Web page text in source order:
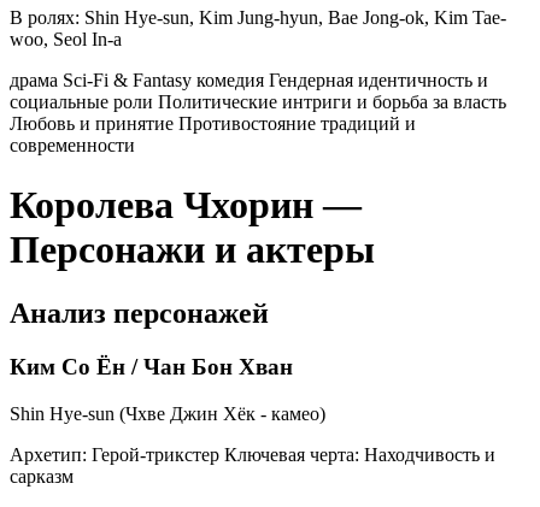
В ролях: Shin Hye-sun, Kim Jung-hyun, Bae Jong-ok, Kim Tae-
woo, Seol In-a
драма Sci-Fi & Fantasy комедия Гендерная идентичность и
социальные роли Политические интриги и борьба за власть
Любовь и принятие Противостояние традиций и
современности
Королева Чхорин —
Персонажи и актеры
Анализ персонажей
Ким Со Ён / Чан Бон Хван
Shin Hye-sun (Чхве Джин Хёк - камео)
Архетип: Герой-трикстер Ключевая черта: Находчивость и
сарказм